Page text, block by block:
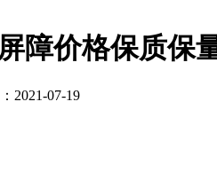
障价格保质保
2021-07-19